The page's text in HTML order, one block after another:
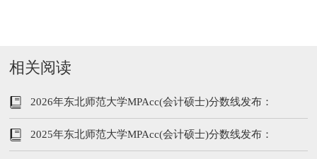
相关阅读
2026年东北师范大学MPAcc(会计硕士)分数线发布：
237/102/51
2025年东北师范大学MPAcc(会计硕士)分数线发布：